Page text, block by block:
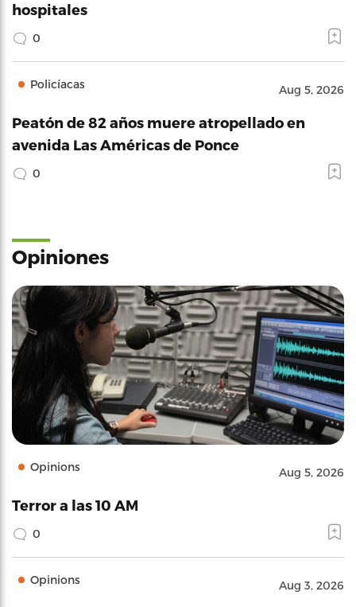
hospitales
0
Policíacas Aug 5, 2026
Peatón de 82 años muere atropellado en
avenida Las Américas de Ponce
0
Opiniones
Opinions Aug 5, 2026
Terror a las 10 AM
0
Opinions Aug 3, 2026